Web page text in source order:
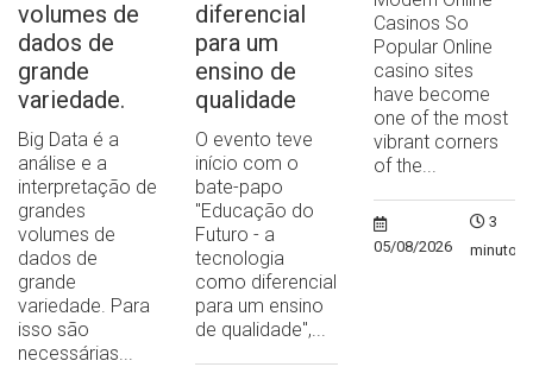
volumes de
dados de
grande
variedade.
Big Data é a
análise e a
interpretação de
grandes
volumes de
dados de
grande
variedade. Para
isso são
necessárias...
diferencial
para um
ensino de
qualidade
O evento teve
início com o
bate-papo
"Educação do
Futuro - a
tecnologia
como diferencial
para um ensino
de qualidade",...
Casinos So
Popular Online
casino sites
have become
one of the most
vibrant corners
of the...
05/08/2026
3
minutos